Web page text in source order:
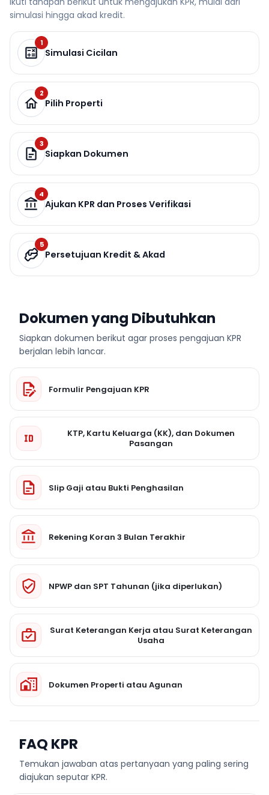
simulasi hingga akad kredit.
1
Simulasi Cicilan
2
Pilih Properti
3
Siapkan Dokumen
4
Ajukan KPR dan Proses Verifikasi
5
Persetujuan Kredit & Akad
Dokumen yang Dibutuhkan
Siapkan dokumen berikut agar proses pengajuan KPR
berjalan lebih lancar.
Formulir Pengajuan KPR
KTP, Kartu Keluarga (KK), dan Dokumen
Pasangan
Slip Gaji atau Bukti Penghasilan
Rekening Koran 3 Bulan Terakhir
NPWP dan SPT Tahunan (jika diperlukan)
Surat Keterangan Kerja atau Surat Keterangan
Usaha
Dokumen Properti atau Agunan
FAQ KPR
Temukan jawaban atas pertanyaan yang paling sering
diajukan seputar KPR.